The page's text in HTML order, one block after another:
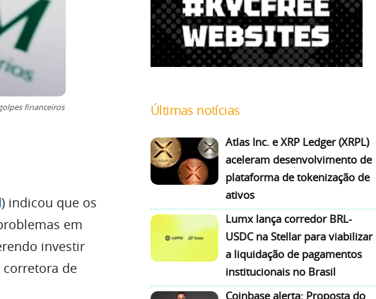
financeiros
) indicou que os
em
investir
de
Últimas notícias
Atlas Inc. e XRP Ledger (XRPL)
aceleram desenvolvimento de
plataforma de tokenização de
ativos
Lumx lança corredor BRL-
USDC na Stellar para viabilizar
a liquidação de pagamentos
institucionais no Brasil
Coinbase alerta: Proposta do